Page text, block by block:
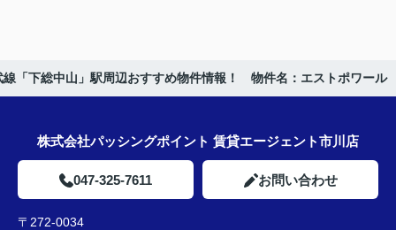
線「下総中山」駅周辺おすすめ物件情報！ 物件名：エストポワール
株式会社パッシングポイント 賃貸エージェント市川店
047-325-7611 お問い合わせ
〒272-0034